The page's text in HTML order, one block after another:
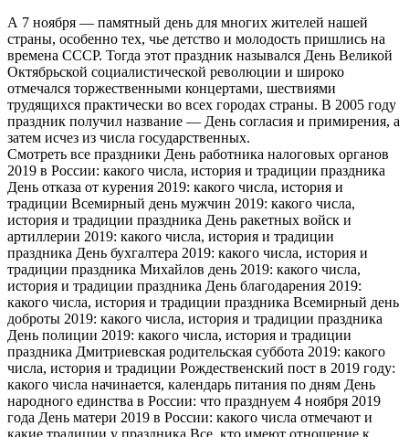
А 7 ноября — памятный день для многих жителей нашей
страны, особенно тех, чье детство и молодость пришлись на
времена СССР. Тогда этот праздник назывался День Великой
Октябрьской социалистической революции и широко
отмечался торжественными концертами, шествиями
трудящихся практически во всех городах страны. В 2005 году
праздник получил название — День согласия и примирения, а
затем исчез из числа государственных.
Смотреть все праздники День работника налоговых органов
2019 в России: какого числа, история и традиции праздника
День отказа от курения 2019: какого числа, история и
традиции Всемирный день мужчин 2019: какого числа,
история и традиции праздника День ракетных войск и
артиллерии 2019: какого числа, история и традиции
праздника День бухгалтера 2019: какого числа, история и
традиции праздника Михайлов день 2019: какого числа,
история и традиции праздника День благодарения 2019:
какого числа, история и традиции праздника Всемирный день
доброты 2019: какого числа, история и традиции праздника
День полиции 2019: какого числа, история и традиции
праздника Дмитриевская родительская суббота 2019: какого
числа, история и традиции Рождественский пост в 2019 году:
какого числа начинается, календарь питания по дням День
народного единства в России: что празднуем 4 ноября 2019
года День матери 2019 в России: какого числа отмечают и
какие традиции у праздника Все, кто имеют отношение к